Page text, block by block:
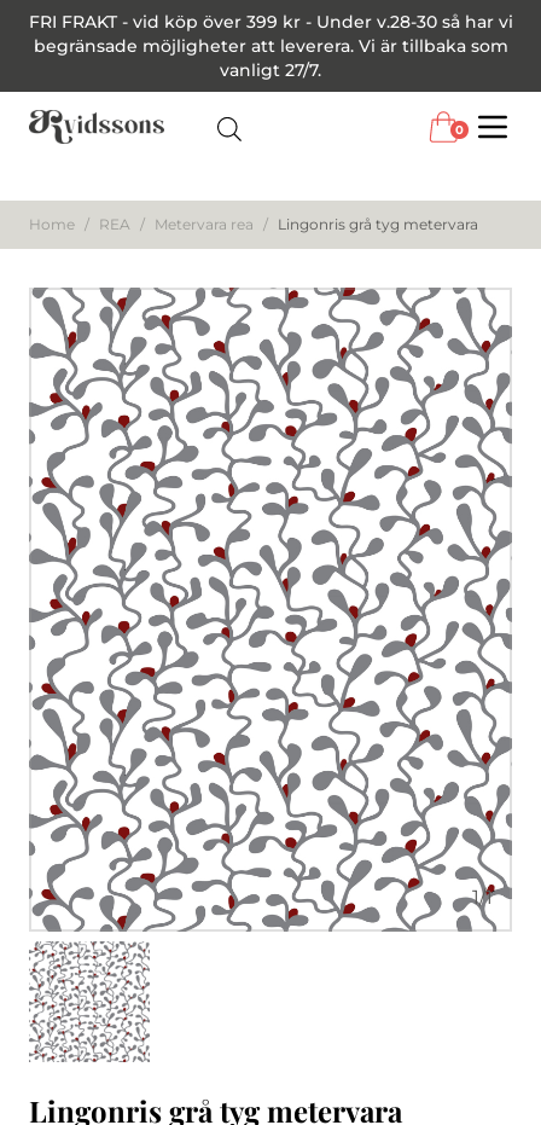
FRI FRAKT - vid köp över 399 kr - Under v.28-30 så har vi
begränsade möjligheter att leverera. Vi är tillbaka som
vanligt 27/7.
0
Home / REA / Metervara rea / Lingonris grå tyg metervara
1/1
Lingonris grå tyg metervara